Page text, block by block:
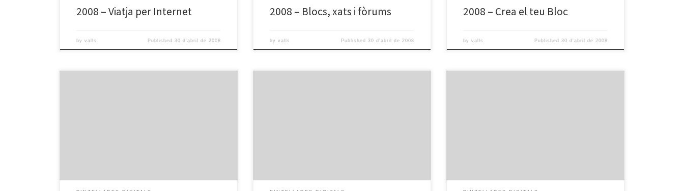
2008 – Viatja per Internet
byvalls Published 30 d'abril de 2008
2008 – Blocs, xats i fòrums
byvalls Published 30 d'abril de 2008
2008 – Crea el teu Bloc
byvalls Published 30 d'abril de 2008